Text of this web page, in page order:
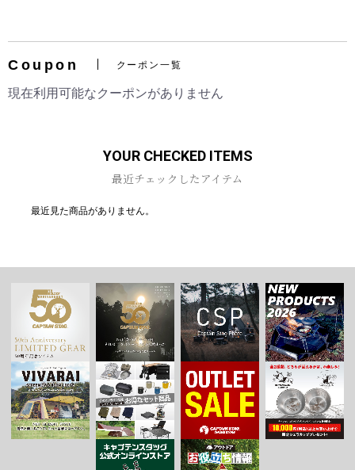
お買い物を続ける カートへ進む
Coupon クーポン一覧
現在利用可能なクーポンがありません
YOUR CHECKED ITEMS
最近チェックしたアイテム
最近見た商品がありません。